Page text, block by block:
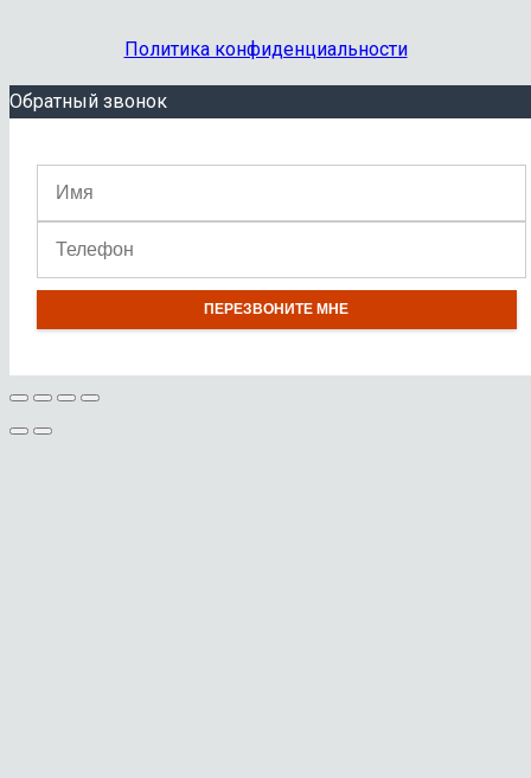
Политика конфиденциальности
Обратный звонок